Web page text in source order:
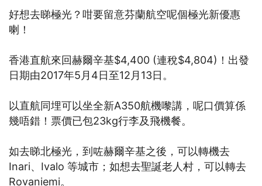
好想去睇極光？咁要留意芬蘭航空呢個極光新優惠
喇！
香港直航來回赫爾辛基$4,400 (連稅$4,804)！出發
日期由2017年5月4日至12月13日。
以直航同埋可以坐全新A350航機嚟講，呢口價算係
幾唔錯！票價已包23kg行李及飛機餐。
如去睇北極光，到咗赫爾辛基之後，可以轉機去
Inari、Ivalo 等城市；如想去聖誕老人村，可以轉去
Rovaniemi。